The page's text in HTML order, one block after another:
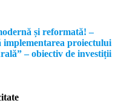
și reformată! –
implementarea proiectului
– obiectiv de investiții